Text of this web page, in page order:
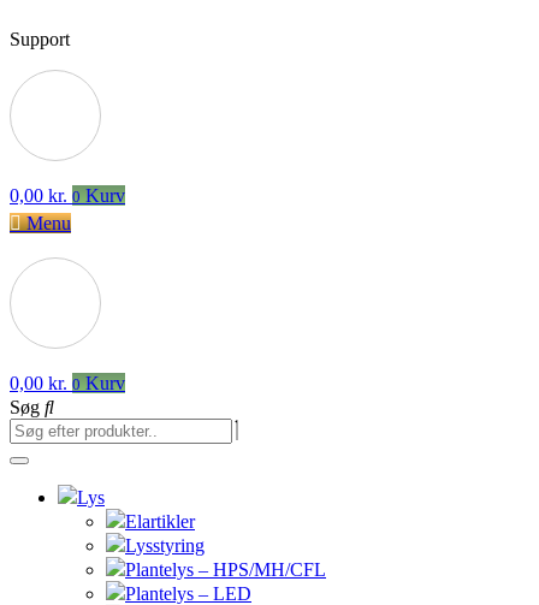
Support
0,00 kr. 0 Kurv
Menu
0,00 kr. 0 Kurv
Søg
Lys
Elartikler
Lysstyring
Plantelys – HPS/MH/CFL
Plantelys – LED